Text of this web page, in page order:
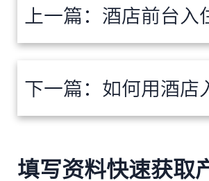
上一篇： 酒店前台入住系统
下一篇： 如何用酒店入住
填写资料快速获取